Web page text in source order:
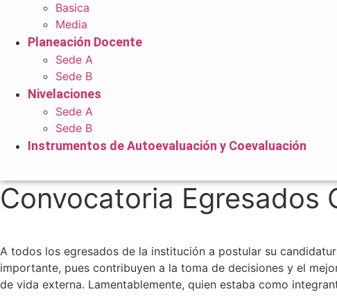
Basica
Media
Planeación Docente
Sede A
Sede B
Nivelaciones
Sede A
Sede B
Instrumentos de Autoevaluación y Coevaluación
Convocatoria Egresados
A todos los egresados de la institución a postular su
importante, pues contribuyen a la toma de decisiones y el
de vida externa. Lamentablemente, quien estaba como